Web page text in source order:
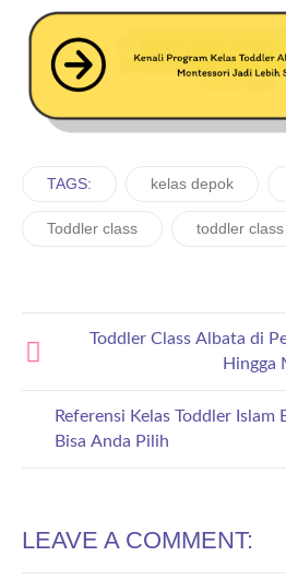
TAGS: kelas depok
Toddler class toddler
Referensi Kelas Toddler Islam
Bisa Anda Pilih
Toddler Class Albata di
Hingga
LEAVE A COMMENT: